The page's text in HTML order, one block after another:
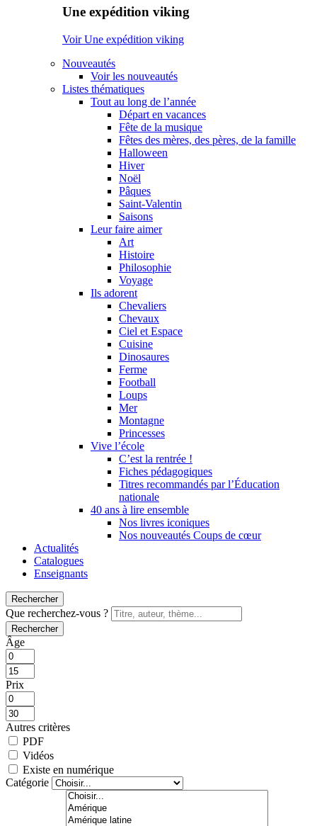
Une expédition viking
Voir Une expédition viking
Nouveautés
Voir les nouveautés
Listes thématiques
Tout au long de l’année
Départ en vacances
Fête de la musique
Fêtes des mères, des pères, de la famille
Halloween
Hiver
Noël
Pâques
Saint-Valentin
Saisons
Leur faire aimer
Art
Histoire
Philosophie
Voyage
Ils adorent
Chevaliers
Chevaux
Ciel et Espace
Cuisine
Dinosaures
Ferme
Football
Loups
Mer
Montagne
Princesses
Vive l’école
C’est la rentrée !
Fiches pédagogiques
Titres recommandés par l’Éducation
nationale
40 ans à lire ensemble
Nos livres iconiques
Nos nouveautés Coups de cœur
Actualités
Catalogues
Enseignants
Rechercher
Que recherchez-vous ?
Rechercher
Âge
Prix
Autres critères
PDF
Vidéos
Existe en numérique
Catégorie